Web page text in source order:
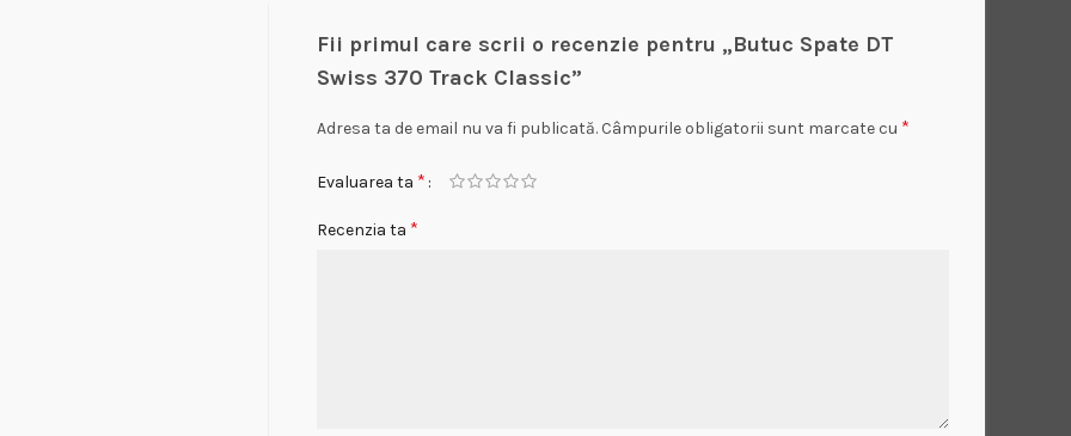
Fii primul care scrii o recenzie pentru „Butuc Spate DT
Swiss 370 Track Classic”
Adresa ta de email nu va fi publicată. Câmpurile obligatorii sunt marcate cu *
Evaluarea ta *
Recenzia ta *